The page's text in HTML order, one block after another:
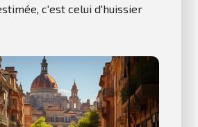
c'est celui d'huissier